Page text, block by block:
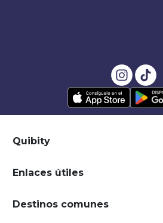
Quibity
Enlaces útiles
Destinos comunes